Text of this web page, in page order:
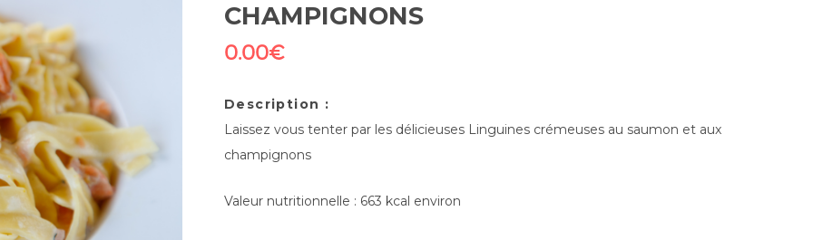
CHAMPIGNONS
0.00€
Description :
Laissez vous tenter par les délicieuses Linguines crémeuses au saumon et aux
champignons
Valeur nutritionnelle : 663 kcal environ